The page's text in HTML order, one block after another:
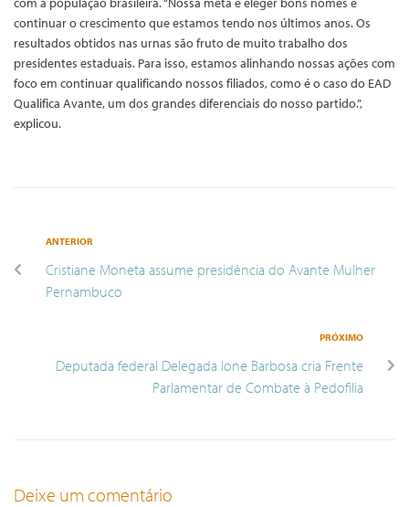
continuar o crescimento que estamos tendo nos últimos anos. Os
resultados obtidos nas urnas são fruto de muito trabalho dos
presidentes estaduais. Para isso, estamos alinhando nossas ações com
foco em continuar qualificando nossos filiados, como é o caso do EAD
Qualifica Avante, um dos grandes diferenciais do nosso partido.”,
explicou.
ANTERIOR
Cristiane Moneta assume presidência do Avante Mulher
Pernambuco
PRÓXIMO
Deputada federal Delegada Ione Barbosa cria Frente
Parlamentar de Combate à Pedofilia
Deixe um comentário